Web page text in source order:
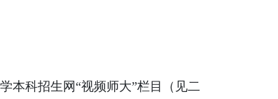
本科招生网“视频师大”栏目（见二